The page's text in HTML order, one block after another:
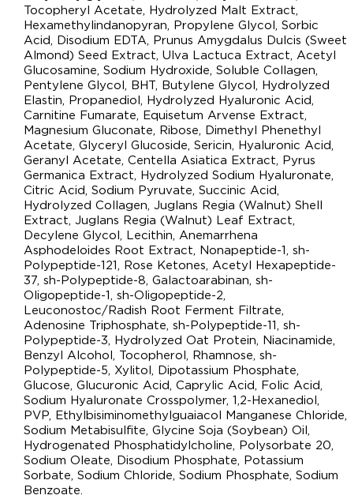
Tocopheryl Acetate, Hydrolyzed Malt Extract,
Hexamethylindanopyran, Propylene Glycol, Sorbic
Acid, Disodium EDTA, Prunus Amygdalus Dulcis (Sweet
Almond) Seed Extract, Ulva Lactuca Extract, Acetyl
Glucosamine, Sodium Hydroxide, Soluble Collagen,
Pentylene Glycol, BHT, Butylene Glycol, Hydrolyzed
Elastin, Propanediol, Hydrolyzed Hyaluronic Acid,
Carnitine Fumarate, Equisetum Arvense Extract,
Magnesium Gluconate, Ribose, Dimethyl Phenethyl
Acetate, Glyceryl Glucoside, Sericin, Hyaluronic Acid,
Geranyl Acetate, Centella Asiatica Extract, Pyrus
Germanica Extract, Hydrolyzed Sodium Hyaluronate,
Citric Acid, Sodium Pyruvate, Succinic Acid,
Hydrolyzed Collagen, Juglans Regia (Walnut) Shell
Extract, Juglans Regia (Walnut) Leaf Extract,
Decylene Glycol, Lecithin, Anemarrhena
Asphodeloides Root Extract, Nonapeptide-1, sh-
Polypeptide-121, Rose Ketones, Acetyl Hexapeptide-
37, sh-Polypeptide-8, Galactoarabinan, sh-
Oligopeptide-1, sh-Oligopeptide-2,
Leuconostoc/Radish Root Ferment Filtrate,
Adenosine Triphosphate, sh-Polypeptide-11, sh-
Polypeptide-3, Hydrolyzed Oat Protein, Niacinamide,
Benzyl Alcohol, Tocopherol, Rhamnose, sh-
Polypeptide-5, Xylitol, Dipotassium Phosphate,
Glucose, Glucuronic Acid, Caprylic Acid, Folic Acid,
Sodium Hyaluronate Crosspolymer, 1,2-Hexanediol,
PVP, Ethylbisiminomethylguaiacol Manganese Chloride,
Sodium Metabisulfite, Glycine Soja (Soybean) Oil,
Hydrogenated Phosphatidylcholine, Polysorbate 20,
Sodium Oleate, Disodium Phosphate, Potassium
Sorbate, Sodium Chloride, Sodium Phosphate, Sodium
Benzoate.